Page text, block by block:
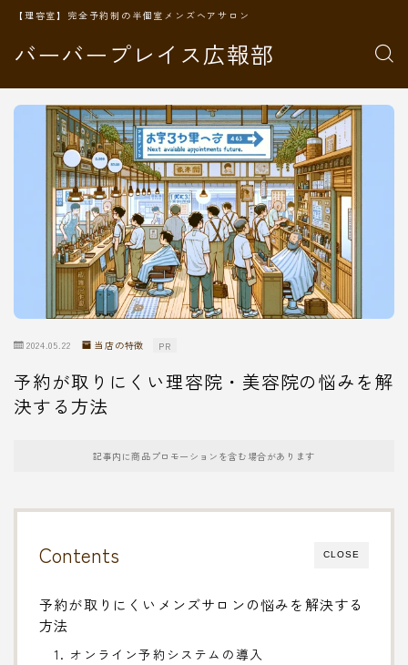
バーバープレイス広報部
【理容室】完全予約制の半個室メンズヘアサロン
2024.05.22 当店の特徴 PR
予約が取りにくい理容院・美容院の悩みを解
決する方法
記事内に商品プロモーションを含む場合があります
CLOSE
Contents
予約が取りにくいメンズサロンの悩みを解決する
方法
1. オンライン予約システムの導入